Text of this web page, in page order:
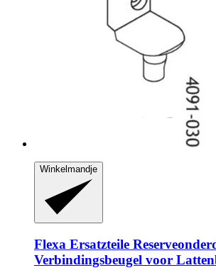
Winkelmandje
Flexa Ersatzteile
Verbindingsbeugel voor